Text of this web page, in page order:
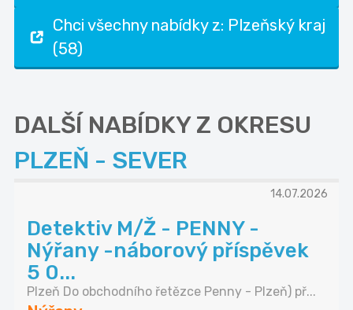
Chci všechny nabídky z: Plzeňský kraj
(58)
DALŠÍ NABÍDKY Z OKRESU
PLZEŇ - SEVER
14.07.2026
Detektiv M/Ž - PENNY -
Nýřany -náborový příspěvek
5 0...
Plzeň Do obchodního řetězce Penny - Plzeň) př...